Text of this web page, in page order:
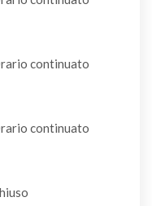
continuato
continuato